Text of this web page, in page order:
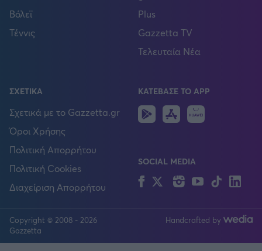
Βόλεϊ
Τέννις
Plus
Gazzetta TV
Τελευταία Νέα
ΣΧΕΤΙΚΑ
Σχετικά με το Gazzetta.gr
Όροι Χρήσης
Πολιτική Απορρήτου
Πολιτική Cookies
Διαχείριση Απορρήτου
ΚΑΤΕΒΑΣΕ ΤΟ APP
Android
IOS
SOCIAL MEDIA
FacebookTwitterInstagram
YouTubeTikTok
Copyright © 2008 - 2026
Gazzetta
Handcrafted by